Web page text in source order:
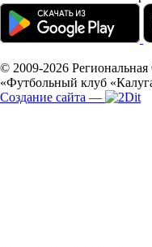
© 2009-2026
«Футбольный клуб
Создание сайта —